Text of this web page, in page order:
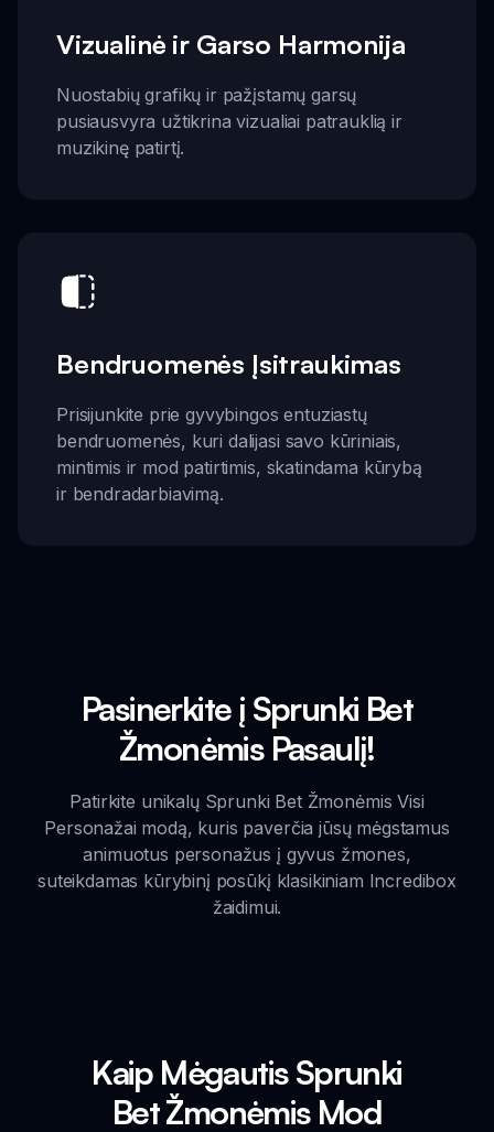
Vizualinė ir Garso Harmonija
Nuostabių grafikų ir pažįstamų garsų
pusiausvyra užtikrina vizualiai patrauklią ir
muzikinę patirtį.
Bendruomenės Įsitraukimas
Prisijunkite prie gyvybingos entuziastų
bendruomenės, kuri dalijasi savo kūriniais,
mintimis ir mod patirtimis, skatindama kūrybą
ir bendradarbiavimą.
Pasinerkite į Sprunki Bet
Žmonėmis Pasaulį!
Patirkite unikalų Sprunki Bet Žmonėmis Visi
Personažai modą, kuris paverčia jūsų mėgstamus
animuotus personažus į gyvus žmones,
suteikdamas kūrybinį posūkį klasikiniam Incredibox
žaidimui.
Kaip Mėgautis Sprunki
Bet Žmonėmis Mod